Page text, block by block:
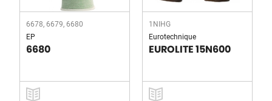
6678, 6679, 6680
EP
6680
1NIHG
Eurotechnique
EUROLITE 15N600